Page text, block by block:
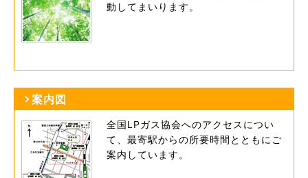
動してまいります。
案内図
全国LPガス協会へのアクセスについ
て、最寄駅からの所要時間とともにご
案内しています。